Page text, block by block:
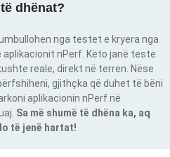
dhënat?
nga testet e kryera nga
aplikacionit nPerf. Këto janë teste
reale, direkt në terren. Nëse
gjithçka që duhet të bëni
aplikacionin nPerf në
Sa më shumë të dhëna ka, aq
të jenë hartat!